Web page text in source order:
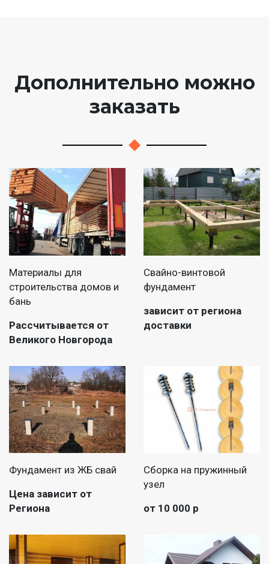
Дополнительно можно
заказать
Материалы для
строительства домов и
бань
Рассчитывается от
Великого Новгорода
Свайно-винтовой
фундамент
зависит от региона
доставки
Фундамент из ЖБ свай
Цена зависит от
Региона
Сборка на пружинный
узел
от 10 000 р